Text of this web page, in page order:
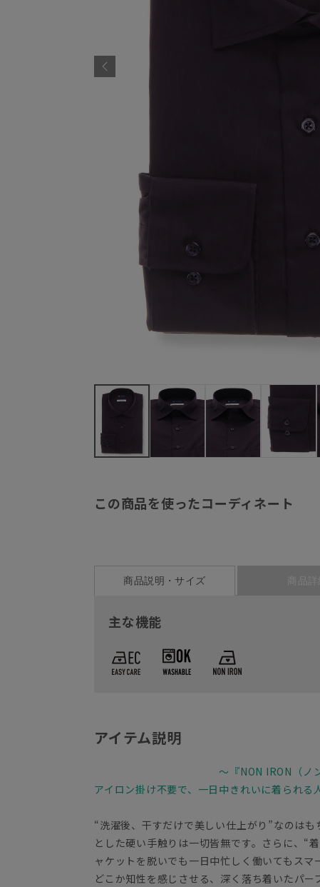
この商品を使ったコーディネート
商品説明・サイズ 商品
主な機能
アイテム説明
～『NON IRON（ノ
アイロン掛け不要で、一日中きれいに着られる
“洗濯後、干すだけで美しい仕上がり”なのは
とした硬い手触りは一切皆無です。さらに、“
ャケットを脱いでも一日中忙しく働いてもス
どこか知性を感じさせる、深く落ち着いたパ